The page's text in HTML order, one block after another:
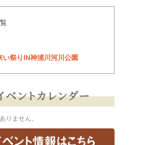
い祭りIN神浦川河川公園
りません。